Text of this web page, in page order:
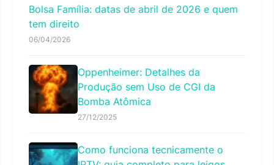
Bolsa Família: datas de abril de 2026 e quem
tem direito
06/04/2026
Oppenheimer: Detalhes da
Produção sem Uso de CGI da
Bomba Atômica
27/12/2025
Como funciona tecnicamente o